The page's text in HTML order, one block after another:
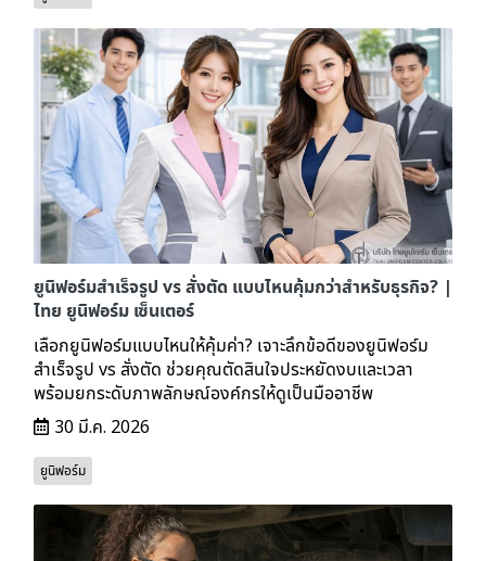
ยูนิฟอร์มสำเร็จรูป vs สั่งตัด แบบไหนคุ้มกว่าสำหรับธุรกิจ? |
ไทย ยูนิฟอร์ม เซ็นเตอร์
เลือกยูนิฟอร์มแบบไหนให้คุ้มค่า? เจาะลึกข้อดีของยูนิฟอร์ม
สำเร็จรูป vs สั่งตัด ช่วยคุณตัดสินใจประหยัดงบและเวลา
พร้อมยกระดับภาพลักษณ์องค์กรให้ดูเป็นมืออาชีพ
30 มี.ค. 2026
ยูนิฟอร์ม